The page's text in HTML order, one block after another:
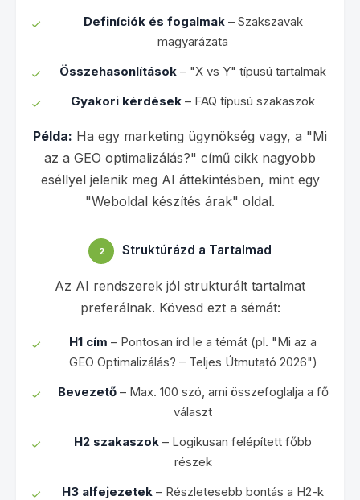
Definíciók és fogalmak– Szakszavak
magyarázata
Összehasonlítások – "X vs Y" típusú tartalmak
Gyakori kérdések – FAQ típusú szakaszok
Példa: Ha egy marketing ügynökség vagy, a "Mi
az a GEO optimalizálás?" című cikk nagyobb
eséllyel jelenik meg AI áttekintésben, mint egy
"Weboldal készítés árak" oldal.
2 Struktúrázd a Tartalmad
Az AI rendszerek jól strukturált tartalmat
preferálnak. Kövesd ezt a sémát:
H1 cím – Pontosan írd le a témát (pl. "Mi az a
GEO Optimalizálás? – Teljes Útmutató 2026")
Bevezető– Max. 100 szó, ami összefoglalja a fő
választ
H2 szakaszok – Logikusan felépített főbb
részek
H3 alfejezetek – Részletesebb bontás a H2-k